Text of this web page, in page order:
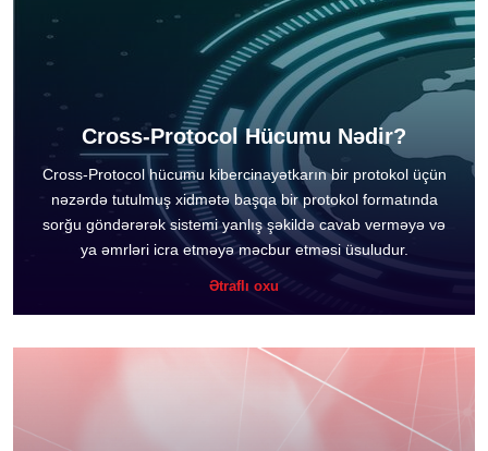
Cross-Protocol Hücumu Nədir?
Cross-Protocol hücumu kibercinayətkarın bir protokol üçün
nəzərdə tutulmuş xidmətə başqa bir protokol formatında
sorğu göndərərək sistemi yanlış şəkildə cavab verməyə və
ya əmrləri icra etməyə məcbur etməsi üsuludur.
Ətraflı oxu